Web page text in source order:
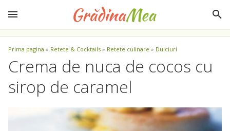
Prima pagina » Retete & Cocktails » Retete culinare » Dulciuri
Crema de nuca de cocos cu
sirop de caramel